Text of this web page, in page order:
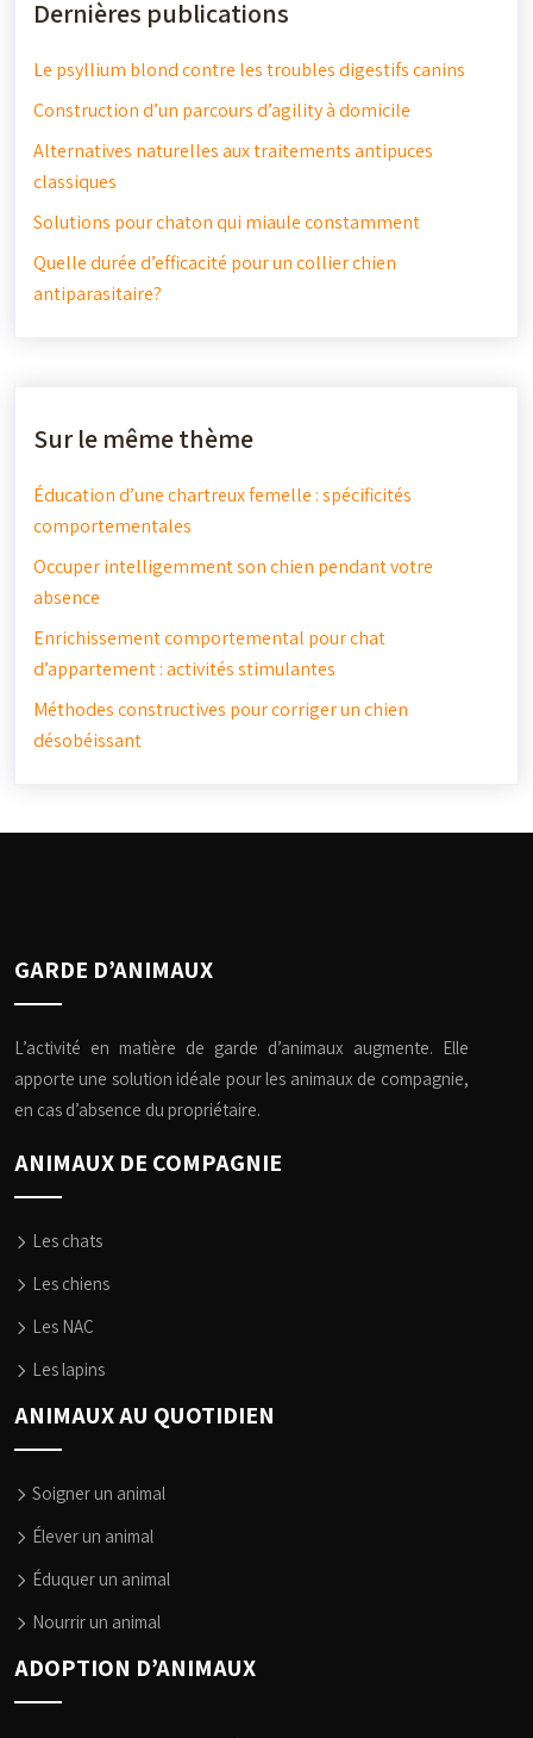
Dernières publications
Le psyllium blond contre les troubles digestifs canins
Construction d’un parcours d’agility à domicile
Alternatives naturelles aux traitements antipuces
classiques
Solutions pour chaton qui miaule constamment
Quelle durée d’efficacité pour un collier chien
antiparasitaire?
Sur le même thème
Éducation d’une chartreux femelle : spécificités
comportementales
Occuper intelligemment son chien pendant votre
absence
Enrichissement comportemental pour chat
d’appartement : activités stimulantes
Méthodes constructives pour corriger un chien
désobéissant
GARDE D’ANIMAUX
L’activité en matière de garde d’animaux augmente. Elle
apporte une solution idéale pour les animaux de compagnie,
en cas d’absence du propriétaire.
ANIMAUX DE COMPAGNIE
Les chats
Les chiens
Les NAC
Les lapins
ANIMAUX AU QUOTIDIEN
Soigner un animal
Élever un animal
Éduquer un animal
Nourrir un animal
ADOPTION D’ANIMAUX